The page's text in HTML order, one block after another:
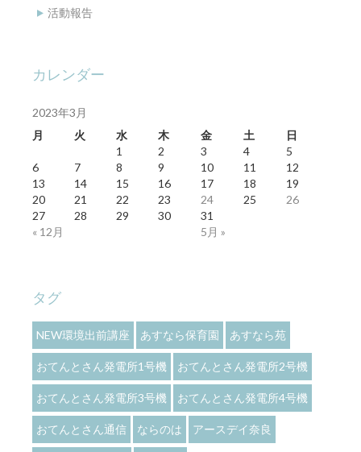
活動報告
カレンダー
2023年3月
月
火 水 木 金 土 日
« 12月 5月 »
1 2 3 4
5
6
7 8 9 10 11
12
13
14 15 16 17 18
19
20
21 22 23 24 25
26
27
28 29 30 31
タグ
NEW環境出前講座 あすなら保育園 あすなら苑
おてんとさん発電所1号機 おてんとさん発電所2号機
おてんとさん発電所3号機 おてんとさん発電所4号機
おてんとさん通信 ならのは アースデイ奈良